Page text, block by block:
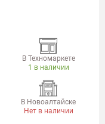
В Техномаркете
1 в наличии
В Новоалтайске
Нет в наличии